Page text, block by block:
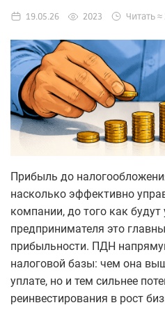
19.05.26 2023 Читать
Прибыль до
насколько эффективно
компании, до того как
предпринимателя это
прибыльности. ПДН
налоговой базы: чем она
уплате, но и тем сильнее
реинвестирования в рост